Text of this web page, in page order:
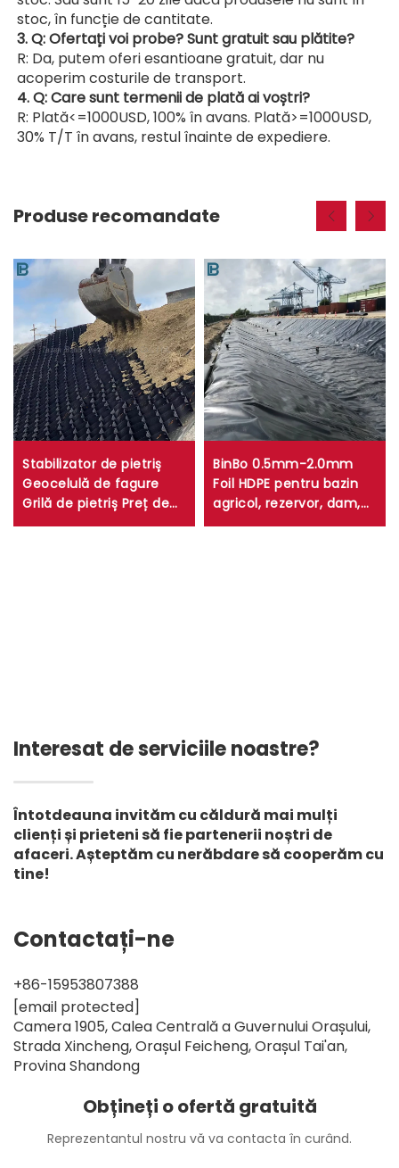
stoc, în funcție de cantitate.
3. Q: Ofertați voi probe? Sunt gratuit sau plătite?
R: Da, putem oferi esantioane gratuit, dar nu
acoperim costurile de transport.
4. Q: Care sunt termenii de plată ai voștri?
R: Plată<=1000USD, 100% în avans. Plată>=1000USD,
30% T/T în avans, restul înainte de expediere.
Produse recomandate
Stabilizator de pietriș
Geocelulă de fagure
Grilă de pietriș Preț de
fabrică Geocelulă
BinBo 0.5mm-2.0mm
Foil HDPE pentru bazin
agricol, rezervor, dam,
fermă de pești, mină,
Interesat de serviciile noastre?
Întotdeauna invităm cu căldură mai mulți
clienți și prieteni să fie partenerii noștri de
afaceri. Așteptăm cu nerăbdare să cooperăm cu
tine!
Contactați-ne
+86-15953807388
[email protected]
Camera 1905, Calea Centrală a Guvernului Orașului,
Strada Xincheng, Orașul Feicheng, Orașul Tai'an,
Provina Shandong
Obțineți o ofertă gratuită
Reprezentantul nostru vă va contacta în curând.